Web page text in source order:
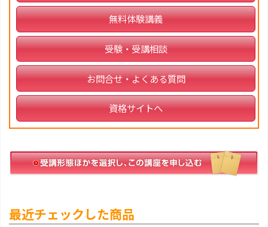
無料体験講義
受験・受講相談
お問合せ・よくある質問
資格サイトへ
最近チェックした商品